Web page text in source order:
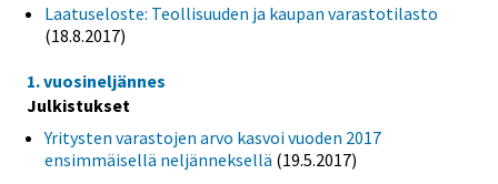
Laatuseloste: Teollisuuden ja kaupan varastotilasto
(18.8.2017)
1. vuosineljännes
Julkistukset
Yritysten varastojen arvo kasvoi vuoden 2017
ensimmäisellä neljänneksellä (19.5.2017)